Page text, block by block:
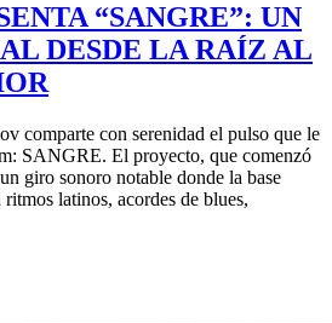
“SANGRE”: UN
DESDE LA RAÍZ AL
comparte con serenidad el pulso que le
SANGRE. El proyecto, que comenzó
giro sonoro notable donde la base
latinos, acordes de blues,